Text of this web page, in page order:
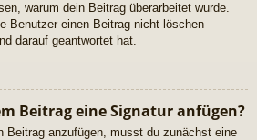
warum dein Beitrag überarbeitet wurde.
Benutzer einen Beitrag nicht löschen
darauf geantwortet hat.
Beitrag eine Signatur anfügen?
Beitrag anzufügen, musst du zunächst eine